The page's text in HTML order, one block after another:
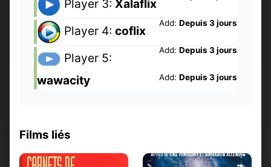
Player 3: Xalaflix
Add: Depuis 3 jours
Player 4: coflix
Add: Depuis 3 jours
Player 5:
wawacity
Add: Depuis 3 jours
Films liés